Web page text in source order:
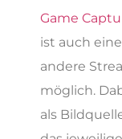
Game
ist auch
andere
möglich.
als